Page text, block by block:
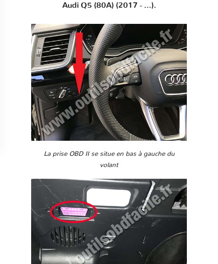
Audi Q5 (80A) (2017 - ...).
La prise OBD II se situe en bas à gauche du
volant